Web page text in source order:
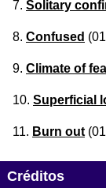
Solitary
Confused
Climate of
Superficial
Burn out
Créditos